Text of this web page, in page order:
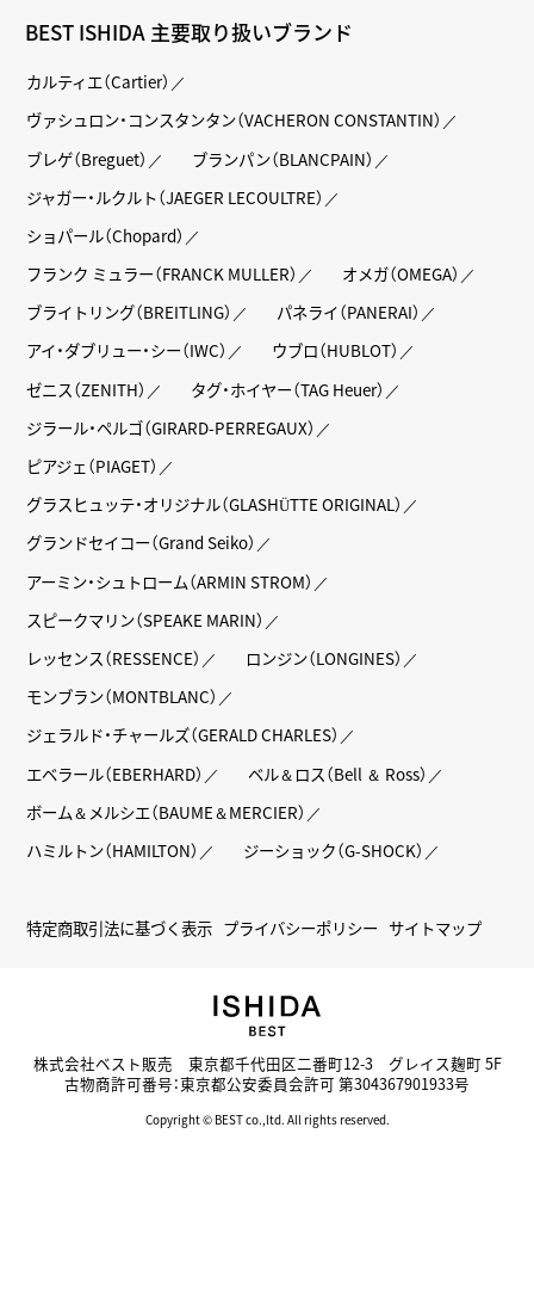
BEST ISHIDA 主要取り扱いブランド
カルティエ（Cartier）
ヴァシュロン・コンスタンタン（VACHERON CONSTANTIN）
ブレゲ（Breguet）
ブランパン（BLANCPAIN）
ジャガー・ルクルト（JAEGER LECOULTRE）
ショパール（Chopard）
フランク ミュラー（FRANCK MULLER）
オメガ（OMEGA）
ブライトリング（BREITLING）
パネライ（PANERAI）
アイ・ダブリュー・シー（IWC）
ウブロ（HUBLOT）
ゼニス（ZENITH）
タグ・ホイヤー（TAG Heuer）
ジラール・ペルゴ（GIRARD-PERREGAUX）
ピアジェ（PIAGET）
グラスヒュッテ・オリジナル（GLASHÜTTE ORIGINAL）
グランドセイコー（Grand Seiko）
アーミン・シュトローム（ARMIN STROM）
スピークマリン（SPEAKE MARIN）
レッセンス（RESSENCE）
ロンジン（LONGINES）
モンブラン（MONTBLANC）
ジェラルド・チャールズ（GERALD CHARLES）
エベラール（EBERHARD）
ベル＆ロス（Bell ＆ Ross）
ボーム＆メルシエ（BAUME＆MERCIER）
ハミルトン（HAMILTON）
ジーショック（G-SHOCK）
特定商取引法に基づく表示 プライバシーポリシー サイトマップ
株式会社ベスト販売 東京都千代田区二番町12-3 グレイス麹町 5F
古物商許可番号：東京都公安委員会許可 第304367901933号
Copyright © BEST co.,ltd. All rights reserved.